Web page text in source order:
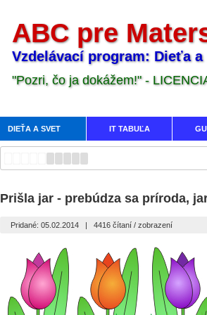
ABC pre
Vzdelávací program: Dieťa a
"Pozri, čo ja dokážem!" -
DIEŤA A SVET IT TABUĽA
Prišla jar - prebúdza sa príroda,
Pridané: 05.02.2014 |4416 čítaní / zobrazení